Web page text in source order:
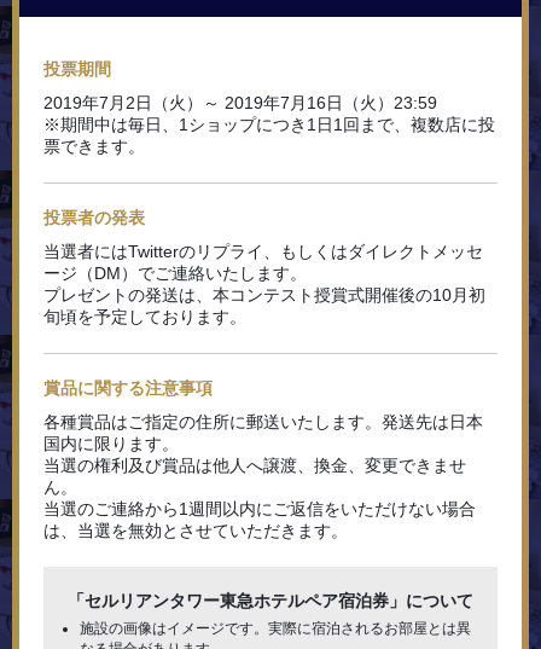
投票期間
2019年7月2日（火）～ 2019年7月16日（火）23:59
※期間中は毎日、1ショップにつき1日1回まで、複数店に投
票できます。
投票者の発表
当選者にはTwitterのリプライ、もしくはダイレクトメッセ
ージ（DM）でご連絡いたします。
プレゼントの発送は、本コンテスト授賞式開催後の10月初
旬頃を予定しております。
賞品に関する注意事項
各種賞品はご指定の住所に郵送いたします。発送先は日本
国内に限ります。
当選の権利及び賞品は他人へ譲渡、換金、変更できませ
ん。
当選のご連絡から1週間以内にご返信をいただけない場合
は、当選を無効とさせていただきます。
「セルリアンタワー東急ホテルペア宿泊券」について
施設の画像はイメージです。実際に宿泊されるお部屋とは異